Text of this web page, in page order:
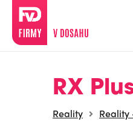
RX
Reality